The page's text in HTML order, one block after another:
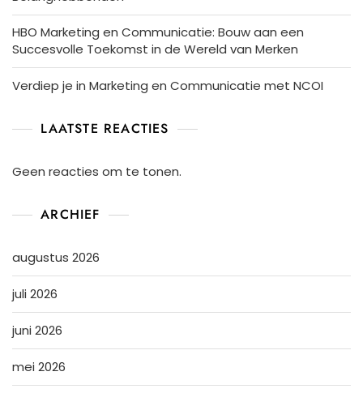
HBO Marketing en Communicatie: Bouw aan een
Succesvolle Toekomst in de Wereld van Merken
Verdiep je in Marketing en Communicatie met NCOI
LAATSTE REACTIES
Geen reacties om te tonen.
ARCHIEF
augustus 2026
juli 2026
juni 2026
mei 2026